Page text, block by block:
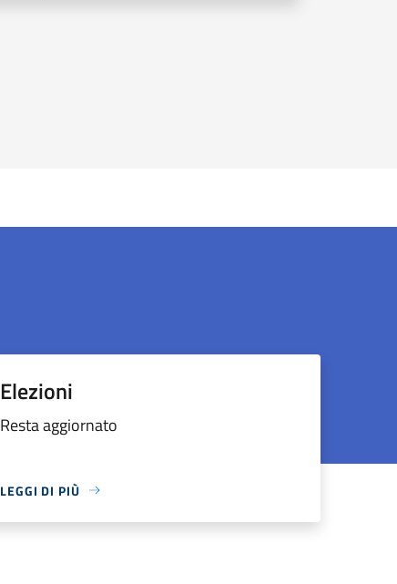
Elezioni
Resta aggiornato
LEGGI DI PIÙ